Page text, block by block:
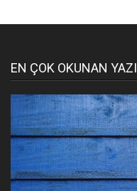
EN ÇOK OKUNAN YAZI